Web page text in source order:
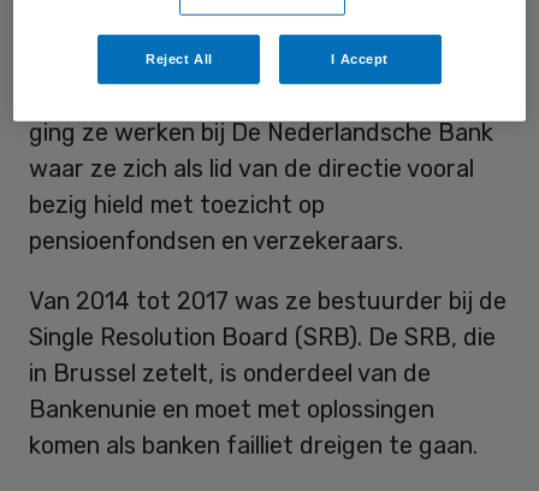
Kellerman studeerde rechten in Leiden en
begon haar carrière bij het
ging ze werken bij De Nederlandsche Bank
waar ze zich als lid van de directie vooral
bezig hield met toezicht op
pensioenfondsen en verzekeraars.
Van 2014 tot 2017 was ze bestuurder bij de
Single Resolution Board (SRB). De SRB, die
in Brussel zetelt, is onderdeel van de
Bankenunie en moet met oplossingen
komen als banken failliet dreigen te gaan.
Reject All I Accept